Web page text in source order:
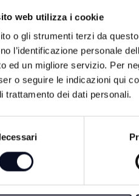
web utilizza i cookie
o gli strumenti terzi da
l’identificazione personale
ed un migliore servizio. Per
o seguire le indicazioni qui
trattamento dei dati personali.
Ecomondo. La struttura
rafforzando il ruolo
DI ATTUALITÀ